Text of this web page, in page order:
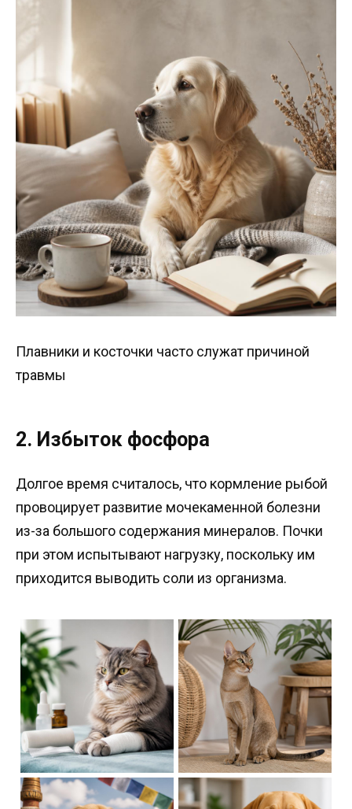
Плавники и косточки часто служат причиной
травмы
2. Избыток фосфора
Долгое время считалось, что кормление рыбой
провоцирует развитие мочекаменной болезни
из-за большого содержания минералов. Почки
при этом испытывают нагрузку, поскольку им
приходится выводить соли из организма.